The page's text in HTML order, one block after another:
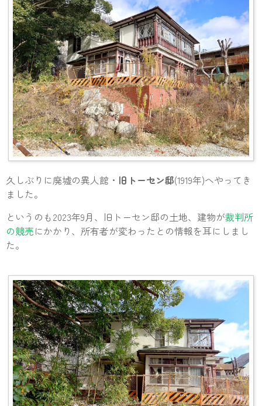
久しぶりに廃墟の異人館・ 旧トーセン邸(1919年)へやってき
ました。
というのも2023年9月、旧トーセン邸の土地、建物が裁判所
の競売にかかり、所有者が変わったとの情報を耳にしまし
た。